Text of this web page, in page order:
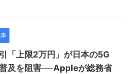
「上限2万円」が日本の5G
及を阻害──Appleが総務省